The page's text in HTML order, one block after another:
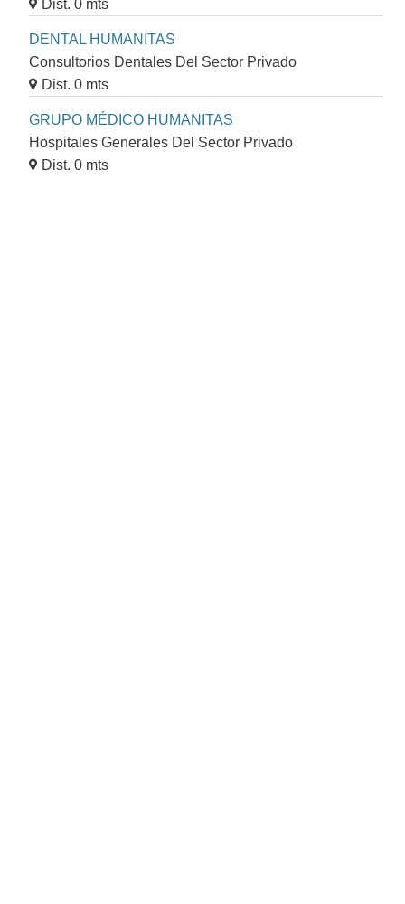
Dist. 0 mts
DENTAL HUMANITAS
Consultorios Dentales Del Sector Privado
Dist. 0 mts
GRUPO MÉDICO HUMANITAS
Hospitales Generales Del Sector Privado
Dist. 0 mts